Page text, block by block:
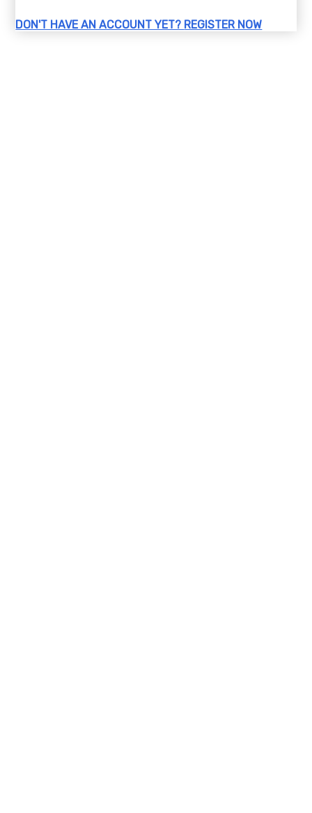
DON'T HAVE AN ACCOUNT YET? REGISTER NOW